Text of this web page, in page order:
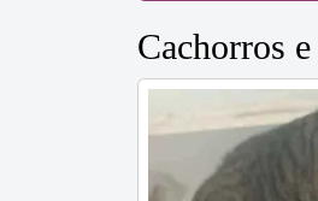
Cachorros